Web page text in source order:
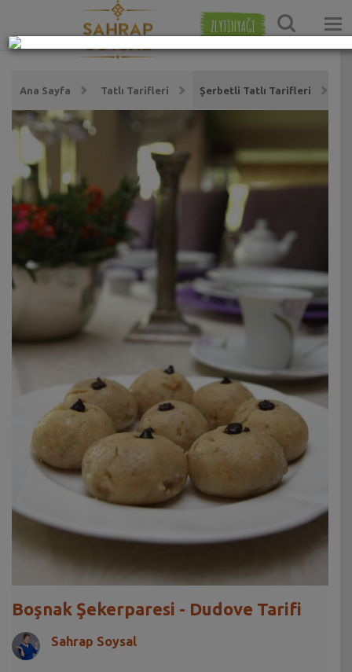
ZEYTİNYAĞI
Ana Sayfa Tatlı Tarifleri Şerbetli Tatlı Tarifleri
Boşnak Şekerparesi - Dudove Tarifi
Sahrap Soysal